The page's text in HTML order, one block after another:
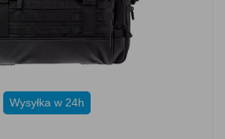
Wysyłka w 24h